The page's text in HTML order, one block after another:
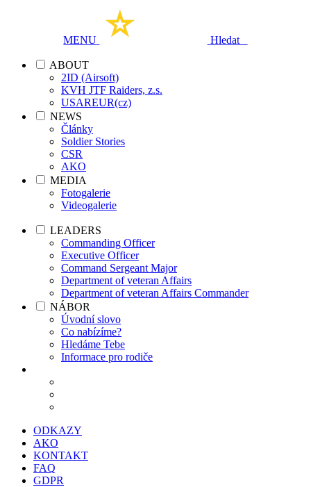
MENU Hledat
ABOUT
2ID (Airsoft)
KVH JTF Raiders, z.s.
USAREUR(cz)
NEWS
Články
Soldier Stories
CSR
AKO
MEDIA
Fotogalerie
Videogalerie
LEADERS
Commanding Officer
Executive Officer
Command Sergeant Major
Department of veteran Affairs
Department of veteran Affairs Commander
NÁBOR
Úvodní slovo
Co nabízíme?
Hledáme Tebe
Informace pro rodiče
ODKAZY
AKO
KONTAKT
FAQ
GDPR